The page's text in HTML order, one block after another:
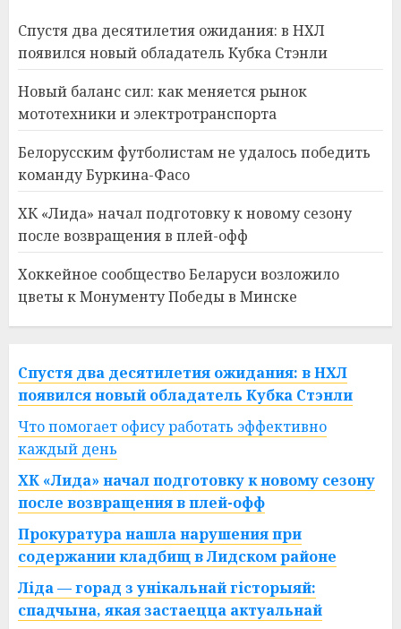
Спустя два десятилетия ожидания: в НХЛ
появился новый обладатель Кубка Стэнли
Новый баланс сил: как меняется рынок
мототехники и электротранспорта
Белорусским футболистам не удалось победить
команду Буркина-Фасо
ХК «Лида» начал подготовку к новому сезону
после возвращения в плей-офф
Хоккейное сообщество Беларуси возложило
цветы к Монументу Победы в Минске
Спустя два десятилетия ожидания: в НХЛ
появился новый обладатель Кубка Стэнли
Что помогает офису работать эффективно
каждый день
ХК «Лида» начал подготовку к новому сезону
после возвращения в плей-офф
Прокуратура нашла нарушения при
содержании кладбищ в Лидском районе
Ліда — горад з унікальнай гісторыяй:
спадчына, якая застаецца актуальнай